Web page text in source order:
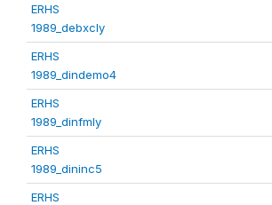
ERHS
1989_debxcly
ERHS
1989_dindemo4
ERHS
1989_dinfmly
ERHS
1989_dininc5
ERHS